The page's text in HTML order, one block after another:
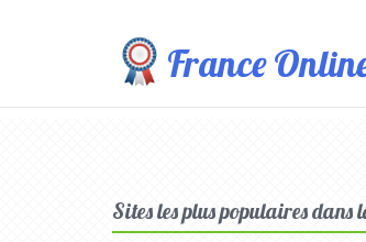
France
Sites les plus populaires dans